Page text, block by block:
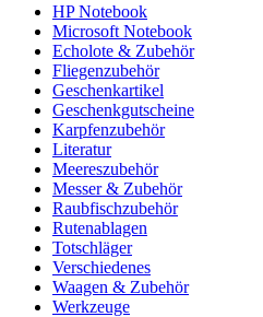
HP Notebook
Microsoft Notebook
Echolote & Zubehör
Fliegenzubehör
Geschenkartikel
Geschenkgutscheine
Karpfenzubehör
Literatur
Meereszubehör
Messer & Zubehör
Raubfischzubehör
Rutenablagen
Totschläger
Verschiedenes
Waagen & Zubehör
Werkzeuge